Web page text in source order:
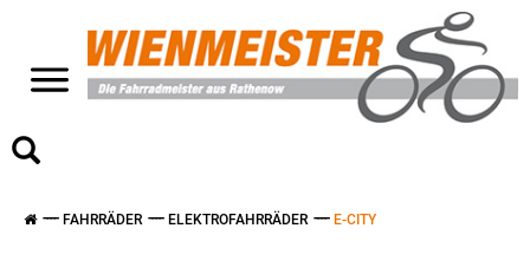
FAHRRÄDER ELEKTROFAHRRÄDER E-CITY